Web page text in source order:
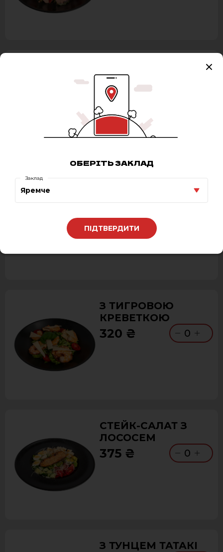
295 ₴
З ТИГРОВОЮ
КРЕВЕТКОЮ
320 ₴ 0
СТЕЙК-САЛАТ З
ЛОСОСЕМ
375 ₴ 0
З ТУНЦЕМ ТАТАКІ
ОБЕРІТЬ ЗАКЛАД
Яремче
Заклад
ПІДТВЕРДИТИ